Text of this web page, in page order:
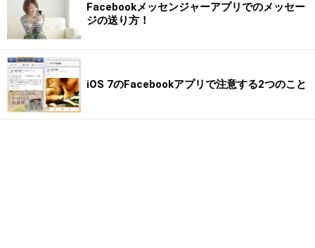
Facebookメッセンジャーアプリでのメッセー
ジの送り方！
iOS 7のFacebookアプリで注意する2つのこと